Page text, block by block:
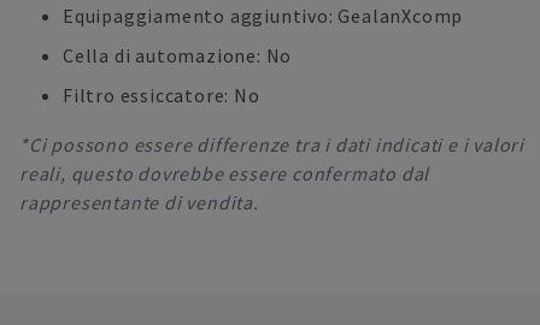
Equipaggiamento aggiuntivo: GealanXcomp
Cella di automazione: No
Filtro essiccatore: No
*Ci possono essere differenze tra i dati indicati e i valori
reali, questo dovrebbe essere confermato dal
rappresentante di vendita.